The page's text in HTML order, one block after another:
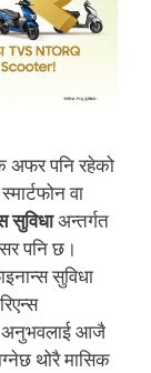
अफर पनि रहेको
वा
सुविधाअन्तर्गत
पनि छ।
सुविधा
अनुभवलाई आजै
थोरै मासिक